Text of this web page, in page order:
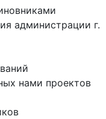
администрации г.
нами проектов